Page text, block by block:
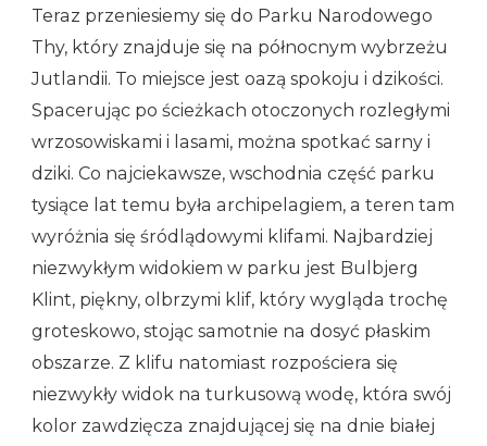
Teraz przeniesiemy się do Parku Narodowego
Thy, który znajduje się na północnym wybrzeżu
Jutlandii. To miejsce jest oazą spokoju i dzikości.
Spacerując po ścieżkach otoczonych rozległymi
wrzosowiskami i lasami, można spotkać sarny i
dziki. Co najciekawsze, wschodnia część parku
tysiące lat temu była archipelagiem, a teren tam
wyróżnia się śródlądowymi klifami. Najbardziej
niezwykłym widokiem w parku jest Bulbjerg
Klint, piękny, olbrzymi klif, który wygląda trochę
groteskowo, stojąc samotnie na dosyć płaskim
obszarze. Z klifu natomiast rozpościera się
niezwykły widok na turkusową wodę, która swój
kolor zawdzięcza znajdującej się na dnie białej